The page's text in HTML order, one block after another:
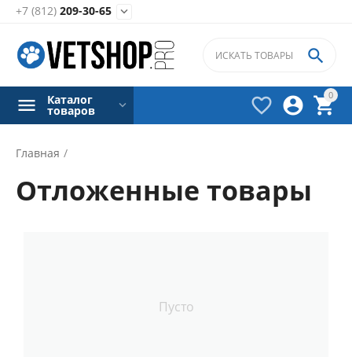
+7 (812) 209-30-65 
0




Каталог
товаров
Главная /
Отложенные товары
Пусто